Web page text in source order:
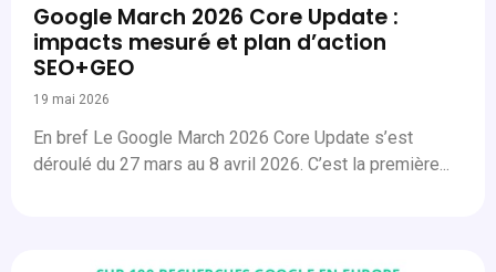
Google March 2026 Core Update :
impacts mesuré et plan d’action
SEO+GEO
19 mai 2026
En bref Le Google March 2026 Core Update s’est
déroulé du 27 mars au 8 avril 2026. C’est la première...